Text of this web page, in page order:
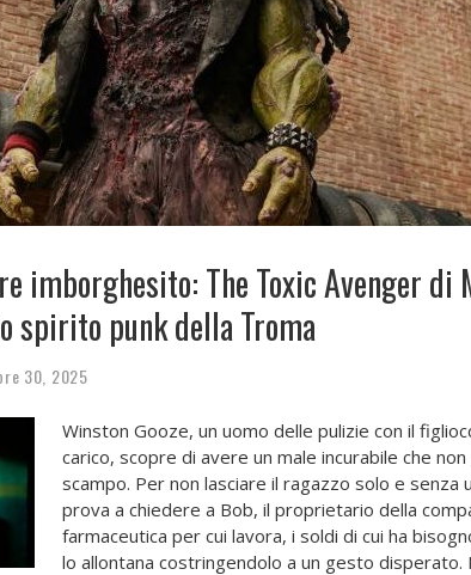
imborghesito: The Toxic Avenger di
spirito punk della Troma
30, 2025
Winston Gooze, un uomo delle pulizie con il
carico, scopre di avere un male incurabile che non
scampo. Per non lasciare il ragazzo solo e senza
prova a chiedere a Bob, il proprietario della
farmaceutica per cui lavora, i soldi di cui ha
lo allontana costringendolo a un gesto disperato.